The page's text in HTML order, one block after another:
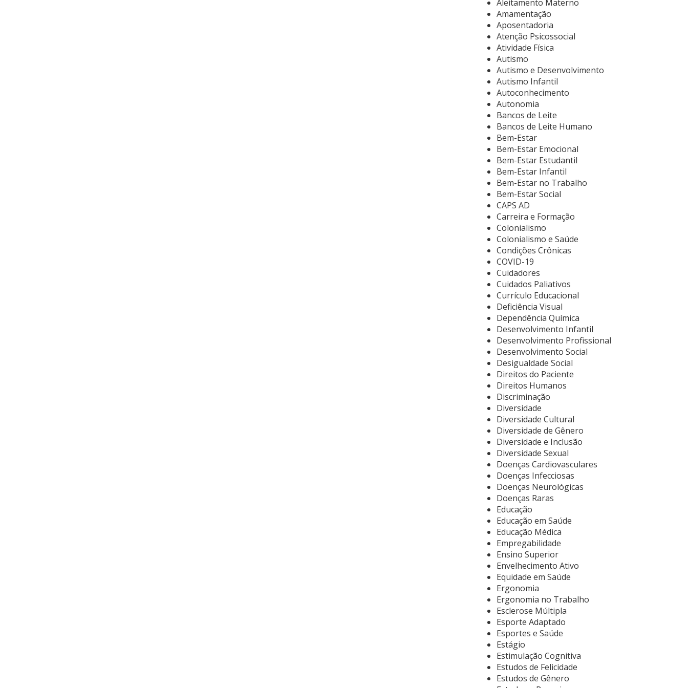
Aleitamento Materno
Amamentação
Aposentadoria
Atenção Psicossocial
Atividade Física
Autismo
Autismo e Desenvolvimento
Autismo Infantil
Autoconhecimento
Autonomia
Bancos de Leite
Bancos de Leite Humano
Bem-Estar
Bem-Estar Emocional
Bem-Estar Estudantil
Bem-Estar Infantil
Bem-Estar no Trabalho
Bem-Estar Social
CAPS AD
Carreira e Formação
Colonialismo
Colonialismo e Saúde
Condições Crônicas
COVID-19
Cuidadores
Cuidados Paliativos
Currículo Educacional
Deficiência Visual
Dependência Química
Desenvolvimento Infantil
Desenvolvimento Profissional
Desenvolvimento Social
Desigualdade Social
Direitos do Paciente
Direitos Humanos
Discriminação
Diversidade
Diversidade Cultural
Diversidade de Gênero
Diversidade e Inclusão
Diversidade Sexual
Doenças Cardiovasculares
Doenças Infecciosas
Doenças Neurológicas
Doenças Raras
Educação
Educação em Saúde
Educação Médica
Empregabilidade
Ensino Superior
Envelhecimento Ativo
Equidade em Saúde
Ergonomia
Ergonomia no Trabalho
Esclerose Múltipla
Esporte Adaptado
Esportes e Saúde
Estágio
Estimulação Cognitiva
Estudos de Felicidade
Estudos de Gênero